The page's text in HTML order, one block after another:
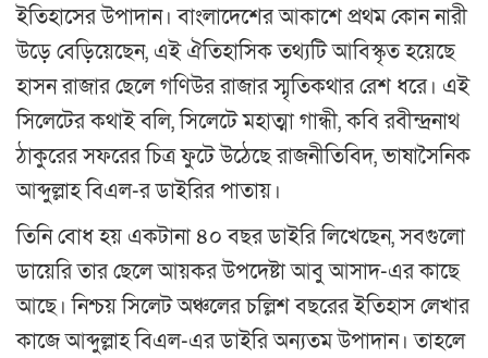
ইতিহাসের উপাদান। বাংলাদেশের আকাশে প্রথম কোন নারী
উড়ে বেড়িয়েছেন, এই ঐতিহাসিক তথ্যটি আবিস্কৃত হয়েছে
হাসন রাজার ছেলে গণিউর রাজার স্মৃতিকথার রেশ ধরে। এই
সিলেটের কথাই বলি, সিলেটে মহাত্মা গান্ধী, কবি রবীন্দ্রনাথ
ঠাকুরের সফরের চিত্র ফুটে উঠেছে রাজনীতিবিদ, ভাষাসৈনিক
আব্দুল্লাহ বিএল-র ডাইরির পাতায়।
তিনি বোধ হয় একটানা ৪০ বছর ডাইরি লিখেছেন, সবগুলো
ডায়েরি তার ছেলে আয়কর উপদেষ্টা আবু আসাদ-এর কাছে
আছে। নিশ্চয় সিলেট অঞ্চলের চল্লিশ বছরের ইতিহাস লেখার
কাজে আব্দুল্লাহ বিএল-এর ডাইরি অন্যতম উপাদান। তাহলে